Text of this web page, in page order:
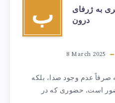
ب
به ژرفای
درون
8 March 2025
عدم وجود صدا، بلکه